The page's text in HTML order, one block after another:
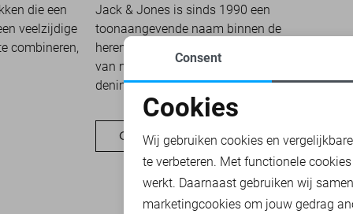
die een
veelzijdige
combineren,
Jack & Jones is sinds 1990 een
toonaangevende naam binnen de
herenmode. Het Deense merk is onderdeel
van modegroep Bestseller, begon als
denimlabel...
ONTDEK NU
Noodzakelijke cookies
Analytische cookies
Consent
Cookies
Wij gebruiken cookies en
te verbeteren. Met functionele
werkt. Daarnaast gebruiken wij
marketingcookies om jouw gedrag